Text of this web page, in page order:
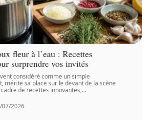
fleur à l’eau : Recettes
surprendre vos invités
considéré comme un simple
mérite sa place sur le devant de la scène
de recettes innovantes,…
07/2026